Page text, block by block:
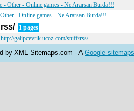
- Other - Online games - Ne Ararsan Burda!!!
- Online games - Ne Ararsan Burda!!!
rss/ 1 pages
http://galipcevrik.ucoz.com/stuff/rss/
by XML-Sitemaps.com - A Google